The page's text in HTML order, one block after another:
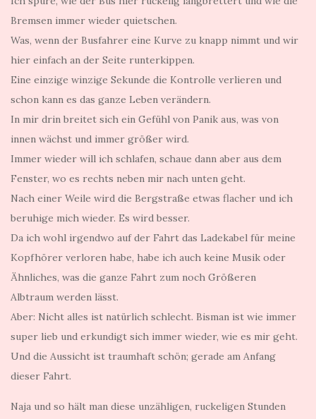
Bremsen immer wieder quietschen.
Was, wenn der Busfahrer eine Kurve zu knapp nimmt und wir
hier einfach an der Seite runterkippen.
Eine einzige winzige Sekunde die Kontrolle verlieren und
schon kann es das ganze Leben verändern.
In mir drin breitet sich ein Gefühl von Panik aus, was von
innen wächst und immer größer wird.
Immer wieder will ich schlafen, schaue dann aber aus dem
Fenster, wo es rechts neben mir nach unten geht.
Nach einer Weile wird die Bergstraße etwas flacher und ich
beruhige mich wieder. Es wird besser.
Da ich wohl irgendwo auf der Fahrt das Ladekabel für meine
Kopfhörer verloren habe, habe ich auch keine Musik oder
Ähnliches, was die ganze Fahrt zum noch Größeren
Albtraum werden lässt.
Aber: Nicht alles ist natürlich schlecht. Bisman ist wie immer
super lieb und erkundigt sich immer wieder, wie es mir geht.
Und die Aussicht ist traumhaft schön; gerade am Anfang
dieser Fahrt.
Naja und so hält man diese unzähligen, ruckeligen Stunden